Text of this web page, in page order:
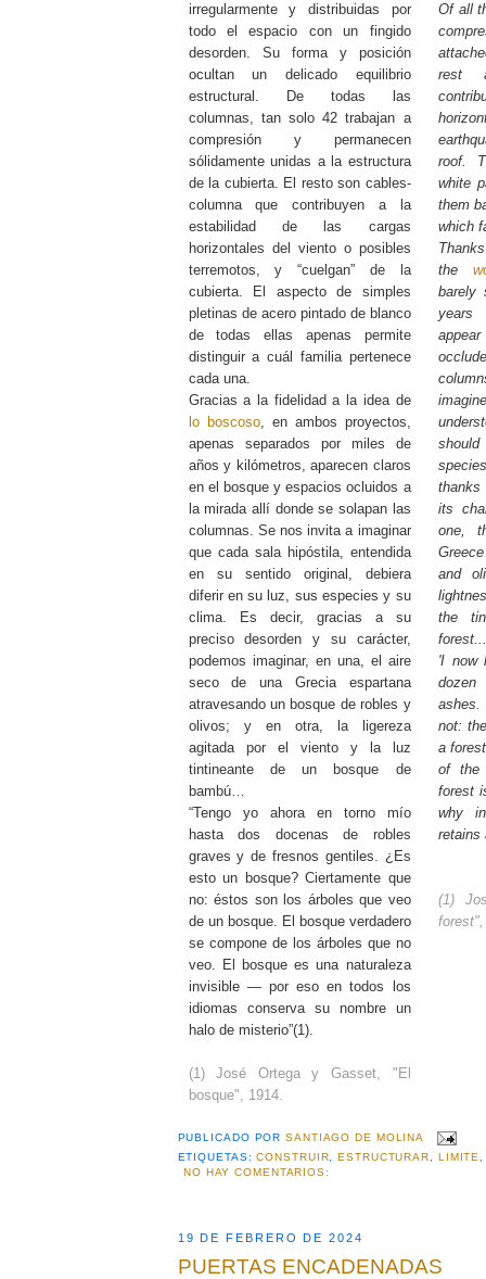
irregularmente y distribuidas por
todo el espacio con un fingido
desorden. Su forma y posición
ocultan un delicado equilibrio
estructural. De todas las
columnas, tan solo 42 trabajan a
compresión y permanecen
sólidamente unidas a la estructura
de la cubierta. El resto son cables-
columna que contribuyen a la
estabilidad de las cargas
horizontales del viento o posibles
terremotos, y “cuelgan” de la
cubierta. El aspecto de simples
pletinas de acero pintado de blanco
de todas ellas apenas permite
distinguir a cuál familia pertenece
cada una.
Gracias a la fidelidad a la idea de
lo boscoso, en ambos proyectos,
apenas separados por miles de
años y kilómetros, aparecen claros
en el bosque y espacios ocluidos a
la mirada allí donde se solapan las
columnas. Se nos invita a imaginar
que cada sala hipóstila, entendida
en su sentido original, debiera
diferir en su luz, sus especies y su
clima. Es decir, gracias a su
preciso desorden y su carácter,
podemos imaginar, en una, el aire
seco de una Grecia espartana
atravesando un bosque de robles y
olivos; y en otra, la ligereza
agitada por el viento y la luz
tintineante de un bosque de
bambú…
“Tengo yo ahora en torno mío
hasta dos docenas de robles
graves y de fresnos gentiles. ¿Es
esto un bosque? Ciertamente que
no: éstos son los árboles que veo
de un bosque. El bosque verdadero
se compone de los árboles que no
veo. El bosque es una naturaleza
invisible — por eso en todos los
idiomas conserva su nombre un
halo de misterio”(1).
(1) José Ortega y Gasset, "El
bosque", 1914.
Of all
rest
roof.
white
them
which
the
barely
years
its
one,
and
the
'I now
not:
a
of the
forest
why
retains
(1)
PUBLICADO PORSANTIAGO DE MOLINA
ETIQUETAS:CONSTRUIR, ESTRUCTURAR, LIMITE
NO HAY COMENTARIOS:
19 DE FEBRERO DE 2024
PUERTAS ENCADENADAS